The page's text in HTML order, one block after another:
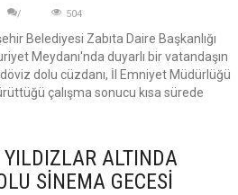
504
Belediyesi Zabıta Daire Başkanlığı
Meydanı'nda duyarlı bir vatandaşın
dolu cüzdanı, İl Emniyet Müdürlüğü
çalışma sonucu kısa sürede
ALTINDA
SİNEMA GECESİ